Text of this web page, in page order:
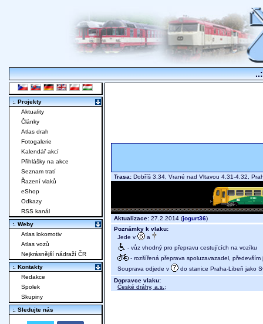
Trasa: Dobříš 3.34, Vrané nad Vltavou 4.31-4.32,
Aktualizace: 27.2.2014 (jogurt36)
Poznámky k vlaku:
Jede v
a
- vůz vhodný pro přepravu cestujících na vozíku
- rozšířená přeprava spoluzavazadel, především
Souprava odjede v
do stanice Praha-Libeň jako
Dopravce vlaku:
České dráhy, a.s. ;
:. Projekty
Aktuality
Články
Atlas drah
Fotogalerie
Kalendář akcí
Přihlášky na akce
Seznam tratí
Řazení vlaků
eShop
Odkazy
RSS kanál
:. Weby
Atlas lokomotiv
Atlas vozů
Nejkrásnější nádraží ČR
:. Kontakty
Redakce
Spolek
Skupiny
:. Sledujte nás